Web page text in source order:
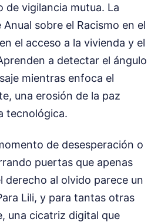
de vigilancia mutua. La
sobre el Racismo en el
el acceso a la vivienda y el
a detectar el ángulo
mientras enfoca el
una erosión de la paz
tecnológica.
de desesperación o
puertas que apenas
derecho al olvido parece un
Lili, y para tantas otras
una cicatriz digital que